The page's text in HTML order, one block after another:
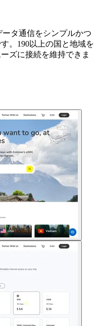
ータ通信をシンプルかつ
。190以上の国と地域を
ズに接続を維持できま